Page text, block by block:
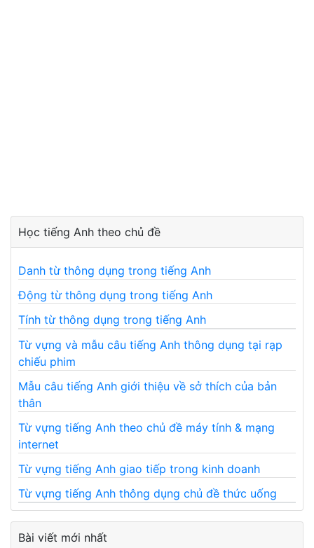
Học tiếng Anh theo chủ đề
Danh từ thông dụng trong tiếng Anh
Động từ thông dụng trong tiếng Anh
Tính từ thông dụng trong tiếng Anh
Từ vựng và mẫu câu tiếng Anh thông dụng tại rạp
chiếu phim
Mẫu câu tiếng Anh giới thiệu về sở thích của bản
thân
Từ vựng tiếng Anh theo chủ đề máy tính & mạng
internet
Từ vựng tiếng Anh giao tiếp trong kinh doanh
Từ vựng tiếng Anh thông dụng chủ đề thức uống
Bài viết mới nhất